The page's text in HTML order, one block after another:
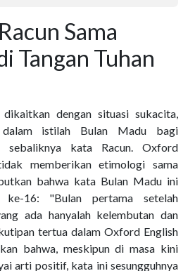
Sama
Tangan Tuhan
dengan situasi sukacita,
istilah Bulan Madu bagi
sebaliknya kata Racun. Oxford
memberikan etimologi sama
bahwa kata Bulan Madu ini
16: "Bulan pertama setelah
ada hanyalah kelembutan dan
tertua dalam Oxford English
bahwa, meskipun di masa kini
arti positif, kata ini sesungguhnya